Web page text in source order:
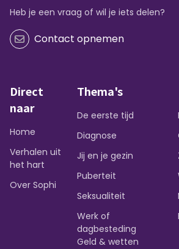
Heb je een vraag of wil je iets delen?
Contact opnemen
Direct
naar
Home
Verhalen uit
het hart
Over Sophi
Thema's
De eerste tijd
Diagnose
Jij en je gezin
Puberteit
Seksualiteit
Werk of
dagbesteding
Geld & wetten